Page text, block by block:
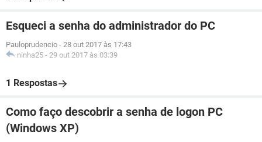
Esqueci a senha do administrador do PC
Pauloprudencio - 28 out 2017 às 17:43
ninha25 - 29 out 2017 às 03:39
1 Respostas
Como faço descobrir a senha de logon PC
(Windows XP)